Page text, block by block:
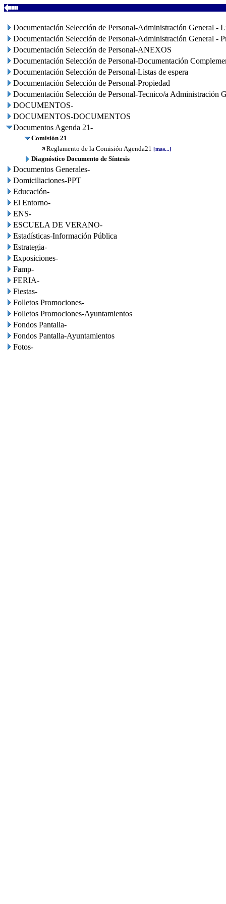
Documentación Selección de Personal-Administración General -
Documentación Selección de Personal-Administración General -
Documentación Selección de Personal-ANEXOS
Documentación Selección de Personal-Documentación
Documentación Selección de Personal-Listas de espera
Documentación Selección de Personal-Propiedad
Documentación Selección de Personal-Tecnico/a Administración
DOCUMENTOS-
DOCUMENTOS-DOCUMENTOS
Documentos Agenda 21-
Comisión 21
Reglamento de la Comisión Agenda21 [mas...]
Diagnóstico Documento de Síntesis
Documentos Generales-
Domiciliaciones-PPT
Educación-
El Entorno-
ENS-
ESCUELA DE VERANO-
Estadísticas-Información Pública
Estrategia-
Exposiciones-
Famp-
FERIA-
Fiestas-
Folletos Promociones-
Folletos Promociones-Ayuntamientos
Fondos Pantalla-
Fondos Pantalla-Ayuntamientos
Fotos-